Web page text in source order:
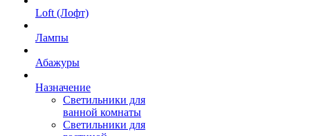
Loft (Лофт)
Лампы
Абажуры
Назначение
Светильники для
ванной комнаты
Светильники для